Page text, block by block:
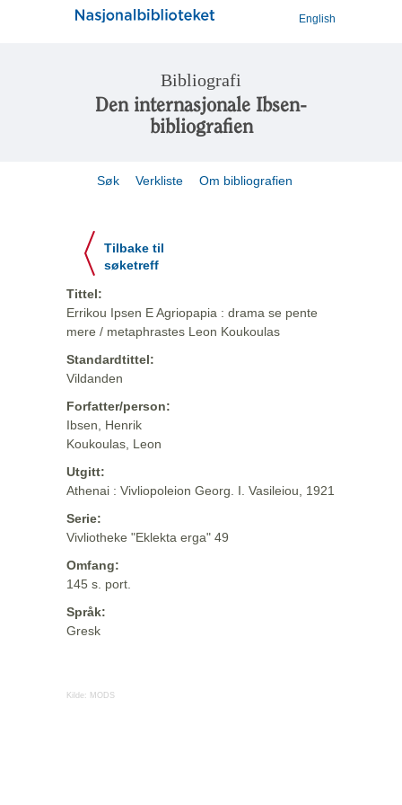
English
Bibliografi
Den internasjonale Ibsen-
bibliografien
Søk Verkliste Om bibliografien
Tilbake til
søketreff
Tittel:
Errikou Ipsen E Agriopapia : drama se pente
mere / metaphrastes Leon Koukoulas
Standardtittel:
Vildanden
Forfatter/person:
Ibsen, Henrik
Koukoulas, Leon
Utgitt:
Athenai : Vivliopoleion Georg. I. Vasileiou, 1921
Serie:
Vivliotheke "Eklekta erga" 49
Omfang:
145 s. port.
Språk:
Gresk
Kilde: MODS